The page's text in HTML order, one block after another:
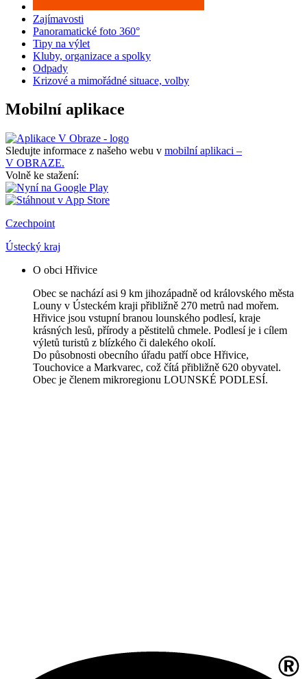
Zajímavosti
Panoramatické foto 360°
Tipy na výlet
Kluby, organizace a spolky
Odpady
Krizové a mimořádné situace, volby
Mobilní aplikace
Sledujte informace z našeho webu v mobilní aplikaci –
V OBRAZE.
Volně ke stažení:
Czechpoint
Ústecký kraj
O obci Hřivice
Obec se nachází asi 9 km jihozápadně od královského města
Louny v Ústeckém kraji přibližně 270 metrů nad mořem.
Hřivice jsou vstupní branou lounského podlesí, kraje
krásných lesů, přírody a pěstitelů chmele. Podlesí je i cílem
výletů turistů z blízkého či dalekého okolí.
Do působnosti obecního úřadu patří obce Hřivice,
Touchovice a Markvarec, což čítá přibližně 620 obyvatel.
Obec je členem mikroregionu LOUNSKÉ PODLESÍ.